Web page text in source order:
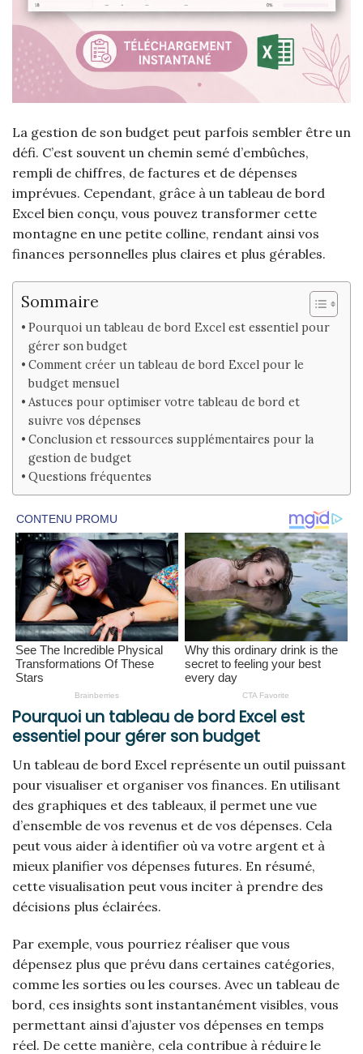
La gestion de son budget peut parfois sembler être un
défi. C’est souvent un chemin semé d’embûches,
rempli de chiffres, de factures et de dépenses
imprévues. Cependant, grâce à un tableau de bord
Excel bien conçu, vous pouvez transformer cette
montagne en une petite colline, rendant ainsi vos
finances personnelles plus claires et plus gérables.
Sommaire
Pourquoi un tableau de bord Excel est essentiel pour
gérer son budget
Comment créer un tableau de bord Excel pour le
budget mensuel
Astuces pour optimiser votre tableau de bord et
suivre vos dépenses
Conclusion et ressources supplémentaires pour la
gestion de budget
Questions fréquentes
Pourquoi un tableau de bord Excel est
essentiel pour gérer son budget
Un tableau de bord Excel représente un outil puissant
pour visualiser et organiser vos finances. En utilisant
des graphiques et des tableaux, il permet une vue
d’ensemble de vos revenus et de vos dépenses. Cela
peut vous aider à identifier où va votre argent et à
mieux planifier vos dépenses futures. En résumé,
cette visualisation peut vous inciter à prendre des
décisions plus éclairées.
Par exemple, vous pourriez réaliser que vous
dépensez plus que prévu dans certaines catégories,
comme les sorties ou les courses. Avec un tableau de
bord, ces insights sont instantanément visibles, vous
permettant ainsi d’ajuster vos dépenses en temps
réel. De cette manière, cela contribue à réduire le